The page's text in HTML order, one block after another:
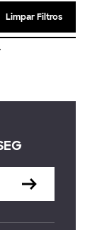
Limpar Filtros